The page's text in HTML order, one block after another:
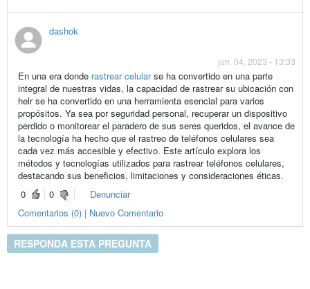
dashok
jun. 04, 2023 - 13:33
En una era donde rastrear celularse ha convertido en una parte
integral de nuestras vidas, la capacidad de rastrear su ubicación con
helr se ha convertido en una herramienta esencial para varios
propósitos. Ya sea por seguridad personal, recuperar un dispositivo
perdido o monitorear el paradero de sus seres queridos, el avance de
la tecnología ha hecho que el rastreo de teléfonos celulares sea
cada vez más accesible y efectivo. Este artículo explora los
métodos y tecnologías utilizados para rastrear teléfonos celulares,
destacando sus beneficios, limitaciones y consideraciones éticas.
0
0
Denunciar
Comentarios (0) | Nuevo Comentario
RESPONDA ESTA PREGUNTA